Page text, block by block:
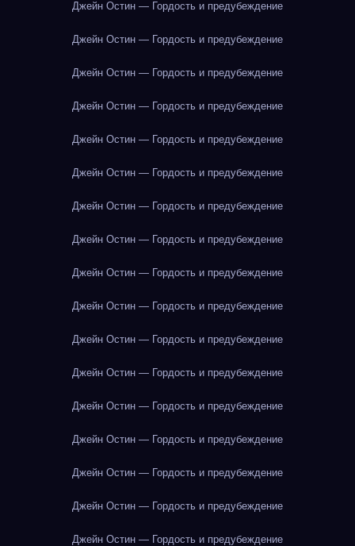
Джейн Остин — Гордость и предубеждение
Джейн Остин — Гордость и предубеждение
Джейн Остин — Гордость и предубеждение
Джейн Остин — Гордость и предубеждение
Джейн Остин — Гордость и предубеждение
Джейн Остин — Гордость и предубеждение
Джейн Остин — Гордость и предубеждение
Джейн Остин — Гордость и предубеждение
Джейн Остин — Гордость и предубеждение
Джейн Остин — Гордость и предубеждение
Джейн Остин — Гордость и предубеждение
Джейн Остин — Гордость и предубеждение
Джейн Остин — Гордость и предубеждение
Джейн Остин — Гордость и предубеждение
Джейн Остин — Гордость и предубеждение
Джейн Остин — Гордость и предубеждение
Джейн Остин — Гордость и предубеждение